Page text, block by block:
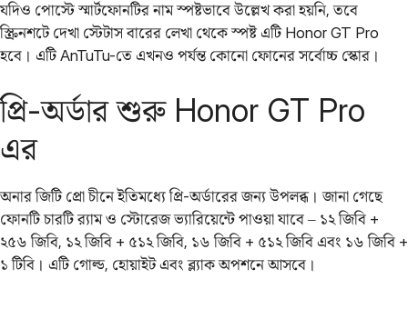
যদিও পোস্টে স্মার্টফোনটির নাম স্পষ্টভাবে উল্লেখ করা হয়নি, তবে
স্ক্রিনশটে দেখা স্টেটাস বারের লেখা থেকে স্পষ্ট এটি Honor GT Pro
হবে। এটি AnTuTu-তে এখনও পর্যন্ত কোনো ফোনের সর্বোচ্চ স্কোর।
প্রি-অর্ডার শুরু Honor GT Pro
এর
অনার জিটি প্রো চীনে ইতিমধ্যে প্রি-অর্ডারের জন্য উপলব্ধ। জানা গেছে
ফোনটি চারটি র‌্যাম ও স্টোরেজ ভ্যারিয়েন্টে পাওয়া যাবে – ১২ জিবি +
২৫৬ জিবি, ১২ জিবি + ৫১২ জিবি, ১৬ জিবি + ৫১২ জিবি এবং ১৬ জিবি +
১ টিবি। এটি গোল্ড, হোয়াইট এবং ব্ল্যাক অপশনে আসবে।